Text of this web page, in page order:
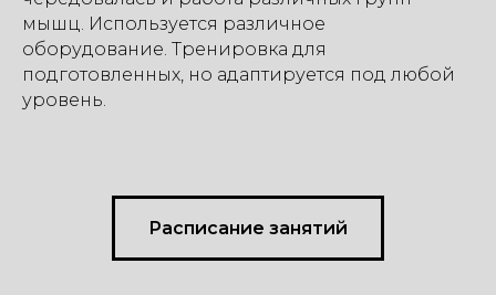
мышц. Используется различное
оборудование. Тренировка для
подготовленных, но адаптируется под любой
уровень.
Расписание занятий